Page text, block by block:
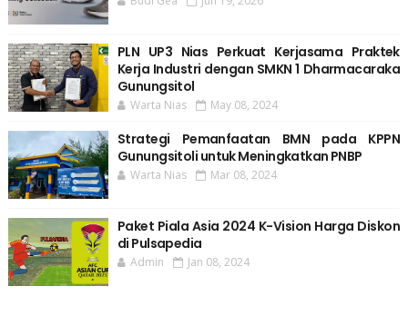
PLN UP3 Nias Perkuat Kerjasama Praktek
Kerja Industri dengan SMKN 1 Dharmacaraka
Gunungsitol
Warta Nias May 08, 2024
Strategi Pemanfaatan BMN pada KPPN
Gunungsitoli untuk Meningkatkan PNBP
Warta Nias Mar 08, 2024
Paket Piala Asia 2024 K-Vision Harga Diskon
di Pulsapedia
Admin Jan 08, 2024